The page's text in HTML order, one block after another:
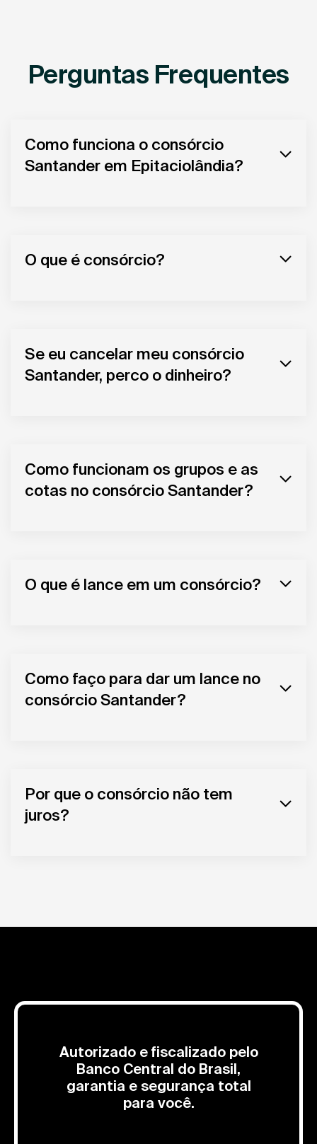
Perguntas Frequentes
Como funciona o consórcio
Santander em Epitaciolândia?
O que é consórcio?
Se eu cancelar meu consórcio
Santander, perco o dinheiro?
Como funcionam os grupos e as
cotas no consórcio Santander?
O que é lance em um consórcio?
Como faço para dar um lance no
consórcio Santander?
Por que o consórcio não tem
juros?
Autorizado e fiscalizado pelo
Banco Central do Brasil,
garantia e segurança total
para você.